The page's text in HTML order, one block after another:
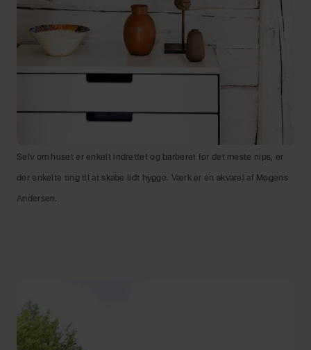
Selv om huset er enkelt indrettet og barberet for det meste nips, er
der enkelte ting til at skabe lidt hygge. Værk er en akvarel af Mogens
Andersen.